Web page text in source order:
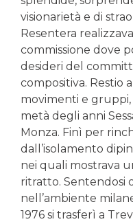
visionarietà e di
Resentera
commissione dove
desideri del
compositiva. Restio
movimenti e gruppi,
metà degli anni
Monza. Finì per
dall’isolamento
nei quali mostrava
ritratto. Sentendosi
nell’ambiente
1976 si trasferì a